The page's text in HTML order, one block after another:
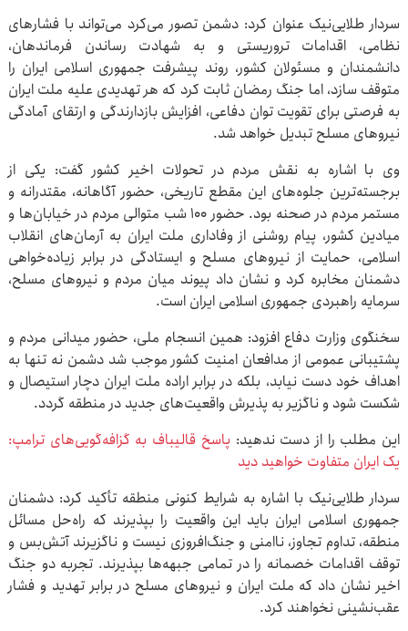
سردار طلایی‌نیک عنوان کرد: دشمن تصور می‌کرد می‌تواند با فشارهای
نظامی، اقدامات تروریستی و به شهادت رساندن فرماندهان،
دانشمندان و مسئولان کشور، روند پیشرفت جمهوری اسلامی ایران را
متوقف سازد، اما جنگ رمضان ثابت کرد که هر تهدیدی علیه ملت ایران
به فرصتی برای تقویت توان دفاعی، افزایش بازدارندگی و ارتقای آمادگی
نیروهای مسلح تبدیل خواهد شد.
وی با اشاره به نقش مردم در تحولات اخیر کشور گفت: یکی از
برجسته‌ترین جلوه‌های این مقطع تاریخی، حضور آگاهانه، مقتدرانه و
مستمر مردم در صحنه بود. حضور ۱۰۰ شب متوالی مردم در خیابان‌ها و
میادین کشور، پیام روشنی از وفاداری ملت ایران به آرمان‌های انقلاب
اسلامی، حمایت از نیروهای مسلح و ایستادگی در برابر زیاده‌خواهی
دشمنان مخابره کرد و نشان داد پیوند میان مردم و نیروهای مسلح،
سرمایه راهبردی جمهوری اسلامی ایران است.
سخنگوی وزارت دفاع افزود: همین انسجام ملی، حضور میدانی مردم و
پشتیبانی عمومی از مدافعان امنیت کشور موجب شد دشمن نه تنها به
اهداف خود دست نیابد، بلکه در برابر اراده ملت ایران دچار استیصال و
شکست شود و ناگزیر به پذیرش واقعیت‌های جدید در منطقه گردد.
این مطلب را از دست ندهید: پاسخ قالیباف به گزافه‌گویی‌های ترامپ:
یک ایران متفاوت خواهید دید
سردار طلایی‌نیک با اشاره به شرایط کنونی منطقه تأکید کرد: دشمنان
جمهوری اسلامی ایران باید این واقعیت را بپذیرند که راه‌حل مسائل
منطقه، تداوم تجاوز، ناامنی و جنگ‌افروزی نیست و ناگزیرند آتش‌بس و
توقف اقدامات خصمانه را در تمامی جبهه‌ها بپذیرند. تجربه دو جنگ
اخیر نشان داد که ملت ایران و نیروهای مسلح در برابر تهدید و فشار
عقب‌نشینی نخواهند کرد.